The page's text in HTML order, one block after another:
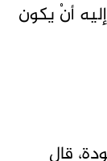
أنْ يكون
قال